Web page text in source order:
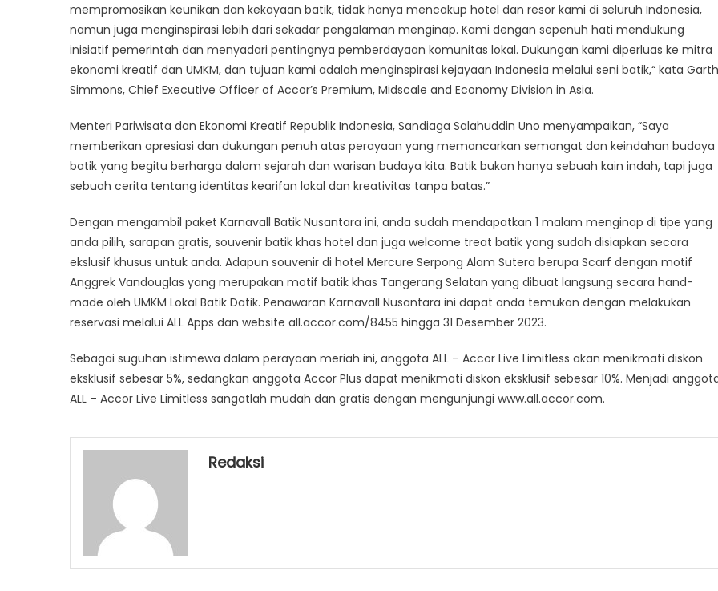
mempromosikan keunikan dan kekayaan batik, tidak hanya mencakup hotel dan resor kami di seluruh Indonesia,
namun juga menginspirasi lebih dari sekadar pengalaman menginap. Kami dengan sepenuh hati mendukung
inisiatif pemerintah dan menyadari pentingnya pemberdayaan komunitas lokal. Dukungan kami diperluas ke mitra
ekonomi kreatif dan UMKM, dan tujuan kami adalah menginspirasi kejayaan Indonesia melalui seni batik,“ kata Garth
Simmons, Chief Executive Officer of Accor’s Premium, Midscale and Economy Division in Asia.
Menteri Pariwisata dan Ekonomi Kreatif Republik Indonesia, Sandiaga Salahuddin Uno menyampaikan, “Saya
memberikan apresiasi dan dukungan penuh atas perayaan yang memancarkan semangat dan keindahan budaya
batik yang begitu berharga dalam sejarah dan warisan budaya kita. Batik bukan hanya sebuah kain indah, tapi juga
sebuah cerita tentang identitas kearifan lokal dan kreativitas tanpa batas.”
Dengan mengambil paket Karnavall Batik Nusantara ini, anda sudah mendapatkan 1 malam menginap di tipe yang
anda pilih, sarapan gratis, souvenir batik khas hotel dan juga welcome treat batik yang sudah disiapkan secara
ekslusif khusus untuk anda. Adapun souvenir di hotel Mercure Serpong Alam Sutera berupa Scarf dengan motif
Anggrek Vandouglas yang merupakan motif batik khas Tangerang Selatan yang dibuat langsung secara hand-
made oleh UMKM Lokal Batik Datik. Penawaran Karnavall Nusantara ini dapat anda temukan dengan melakukan
reservasi melalui ALL Apps dan website all.accor.com/8455 hingga 31 Desember 2023.
Sebagai suguhan istimewa dalam perayaan meriah ini, anggota ALL – Accor Live Limitless akan menikmati diskon
eksklusif sebesar 5%, sedangkan anggota Accor Plus dapat menikmati diskon eksklusif sebesar 10%. Menjadi
ALL – Accor Live Limitless sangatlah mudah dan gratis dengan mengunjungi www.all.accor.com.
Redaksi